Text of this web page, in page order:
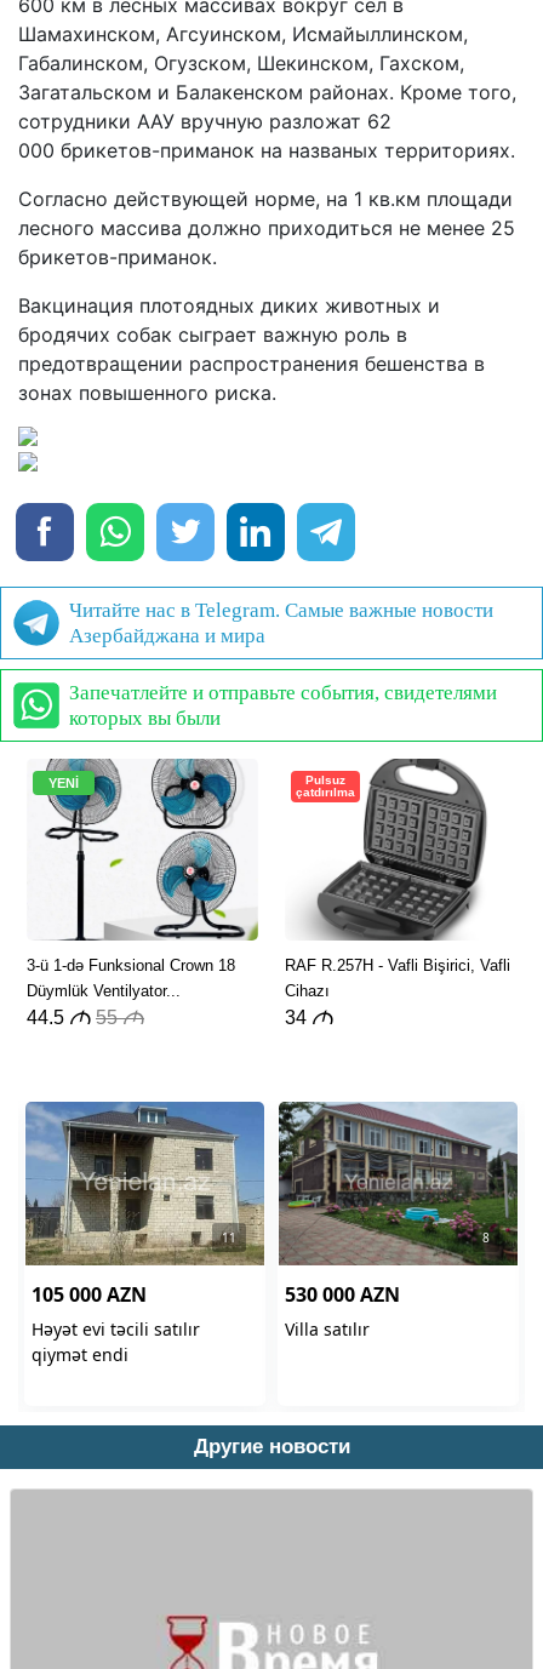
600 км в лесных массивах вокруг сел в
Шамахинском, Агсуинском, Исмайыллинском,
Габалинском, Огузском, Шекинском, Гахском,
Загатальском и Балакенском районах. Кроме того,
сотрудники ААУ вручную разложат 62
000 брикетов-приманок на названых территориях.
Согласно действующей норме, на 1 кв.км площади
лесного массива должно приходиться не менее 25
брикетов-приманок.
Вакцинация плотоядных диких животных и
бродячих собак сыграет важную роль в
предотвращении распространения бешенства в
зонах повышенного риска.
Читайте нас в Telegram. Самые важные новости
Азербайджана и мира
Запечатлейте и отправьте события, свидетелями
которых вы были
Другие новости